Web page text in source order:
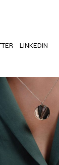
LINKEDIN